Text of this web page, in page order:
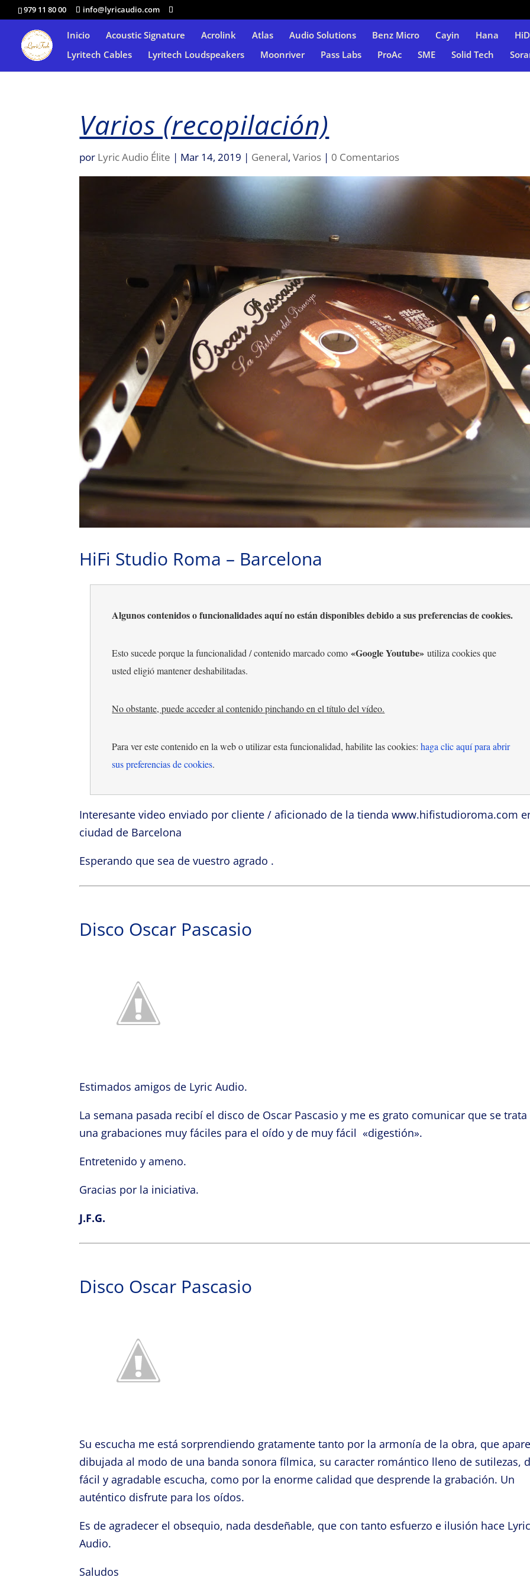
979 11 80 00 info@lyricaudio.com
Inicio Acoustic Signature Acrolink Atlas Audio Solutions Benz Micro Cayin Hana
Lyritech Cables
Lyritech Loudspeakers Moonriver Pass Labs ProAc SME Solid Tech
Varios (recopilación)
por Lyric Audio Élite | Mar 14, 2019 | General,Varios | 0 Comentarios
HiFi Studio Roma – Barcelona
Algunos contenidos o funcionalidades aquí no están disponibles debido a sus preferencias de cookies.
Esto sucede porque la funcionalidad / contenido marcado como«Google Youtube» utiliza cookies que
usted eligió mantener deshabilitadas.
No obstante, puede acceder al contenido pinchando en el título del vídeo.
Para ver este contenido en la web o utilizar esta funcionalidad, habilite las cookies:haga clic aquí para abrir
sus preferencias de cookies.
Interesante video enviado por cliente / aficionado de la tienda www.hifistudioroma.com
ciudad de Barcelona
Esperando que sea de vuestro agrado .
Disco Oscar Pascasio
Estimados amigos de Lyric Audio.
La semana pasada recibí el disco de Oscar Pascasio y me es grato comunicar que se trata
una grabaciones muy fáciles para el oído y de muy fácil «digestión».
Entretenido y ameno.
Gracias por la iniciativa.
J.F.G.
Disco Oscar Pascasio
Su escucha me está sorprendiendo gratamente tanto por la armonía de la obra, que
dibujada al modo de una banda sonora fílmica, su caracter romántico lleno de sutilezas,
fácil y agradable escucha, como por la enorme calidad que desprende la grabación. Un
auténtico disfrute para los oídos.
Es de agradecer el obsequio, nada desdeñable, que con tanto esfuerzo e ilusión hace
Audio.
Saludos